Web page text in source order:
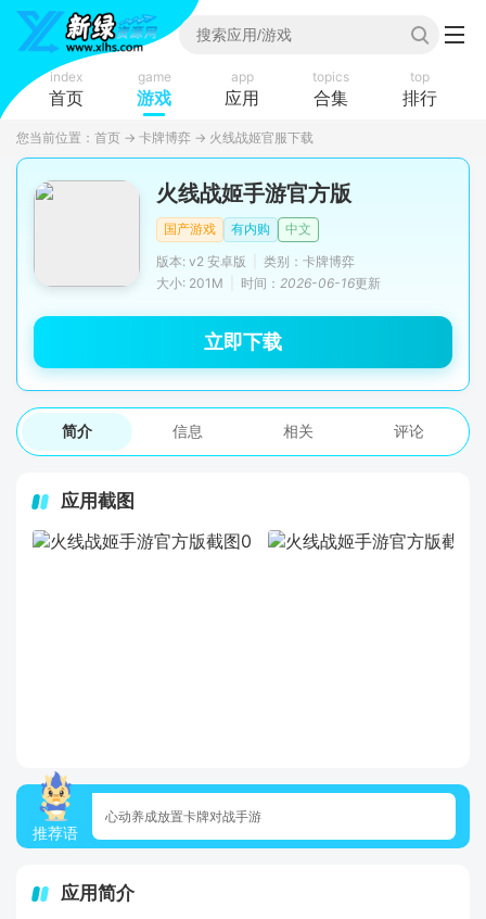
index
首页
game
游戏
app
应用
topics
合集
top
排行
您当前位置： 首页 → 卡牌博弈 → 火线战姬官服下载
火线战姬手游官方版
国产游戏 有内购
中文
版本: v2 安卓版
类别：卡牌博弈
大小: 201M
时间： 2026-06-16更新
立即下载
简介 信息 相关 评论
应用截图
推荐语
心动养成放置卡牌对战手游
应用简介